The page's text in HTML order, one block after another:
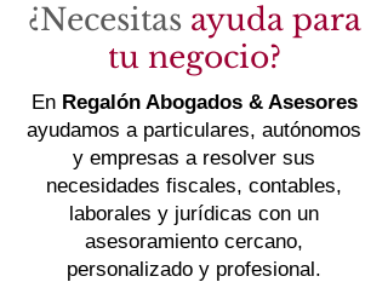
¿Necesitas ayuda para
tu negocio?
En Regalón Abogados & Asesores
ayudamos a particulares, autónomos
y empresas a resolver sus
necesidades fiscales, contables,
laborales y jurídicas con un
asesoramiento cercano,
personalizado y profesional.